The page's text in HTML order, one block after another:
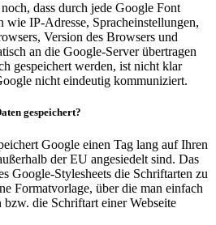
dass durch jede Google Font
wie IP-Adresse, Spracheinstellungen,
Version des Browsers und
an die Google-Server übertragen
gespeichert werden, ist nicht klar
nicht eindeutig kommuniziert.
gespeichert?
Google einen Tag lang auf Ihren
der EU angesiedelt sind. Das
Google-Stylesheets die Schriftarten zu
Formatvorlage, über die man einfach
die Schriftart einer Webseite